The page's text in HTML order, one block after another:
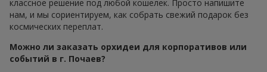
классное решение под любой кошелек. Просто напишите
нам, и мы сориентируем, как собрать свежий подарок без
космических переплат.
Можно ли заказать орхидеи для корпоративов или
событий в г. Почаев?